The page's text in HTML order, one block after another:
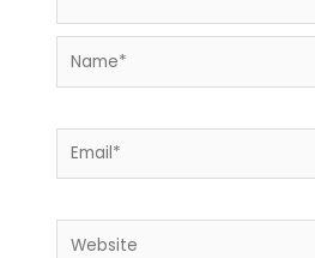
Name*
Email*
Website